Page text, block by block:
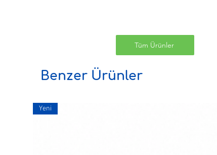
Tüm Ürünler
Benzer Ürünler
Yeni